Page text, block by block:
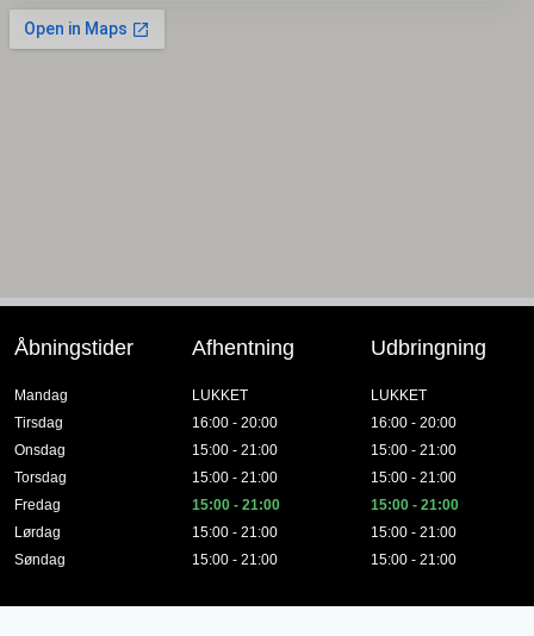
Åbningstider
Mandag
Tirsdag
Onsdag
Torsdag
Fredag
Lørdag
Søndag
Afhentning
LUKKET
16:00 - 20:00
15:00 - 21:00
15:00 - 21:00
15:00 - 21:00
15:00 - 21:00
15:00 - 21:00
Udbringning
LUKKET
16:00 - 20:00
15:00 - 21:00
15:00 - 21:00
15:00 - 21:00
15:00 - 21:00
15:00 - 21:00